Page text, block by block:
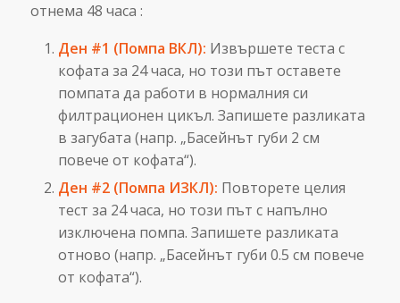
отнема 48 часа :
Ден #1 (Помпа ВКЛ): Извършете теста с
кофата за 24 часа, но този път оставете
помпата да работи в нормалния си
филтрационен цикъл. Запишете разликата
в загубата (напр. „Басейнът губи 2 см
повече от кофата“).
Ден #2 (Помпа ИЗКЛ): Повторете целия
тест за 24 часа, но този път с напълно
изключена помпа. Запишете разликата
отново (напр. „Басейнът губи 0.5 см повече
от кофата“).